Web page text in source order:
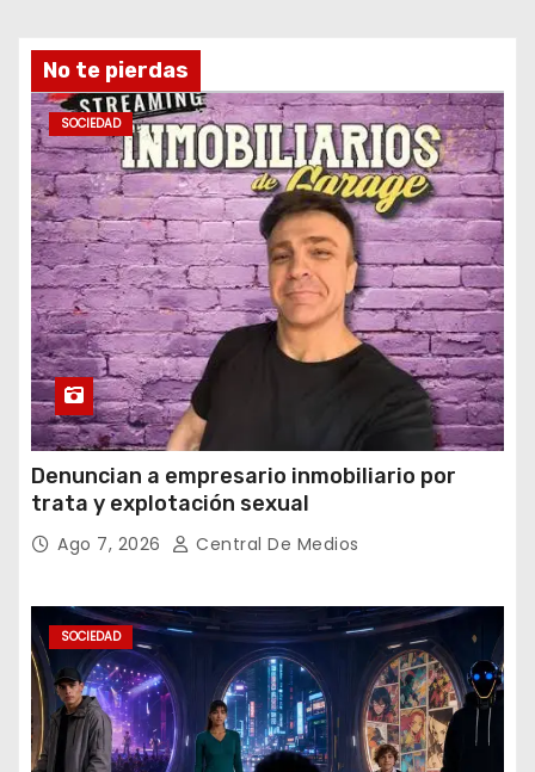
No te pierdas
SOCIEDAD
Denuncian a empresario inmobiliario por
trata y explotación sexual
Ago 7, 2026 Central De Medios
SOCIEDAD